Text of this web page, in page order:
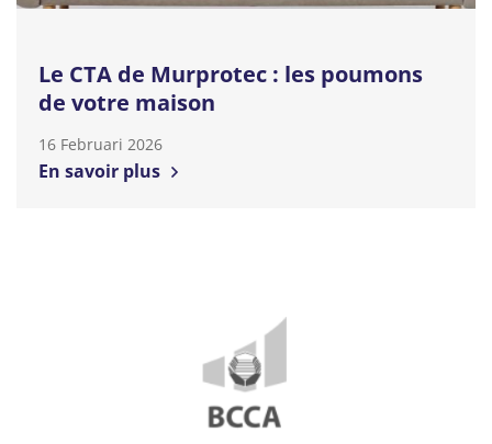
Le CTA de Murprotec : les poumons
de votre maison
16 Februari 2026
En savoir plus